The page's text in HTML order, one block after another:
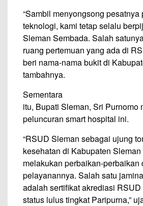
“Sambil menyongsong pesatnya
teknologi, kami tetap selalu
Sleman Sembada. Salah
ruang pertemuan yang ada di
beri nama-nama bukit di
tambahnya.
Sementara
itu, Bupati Sleman, Sri Purnomo
peluncuran smart hospital ini.
“RSUD Sleman sebagai ujung
kesehatan di Kabupaten
melakukan perbaikan-perbaikan
pelayanannya. Salah satu
adalah sertifikat akrediasi
status lulus tingkat Paripurna,”